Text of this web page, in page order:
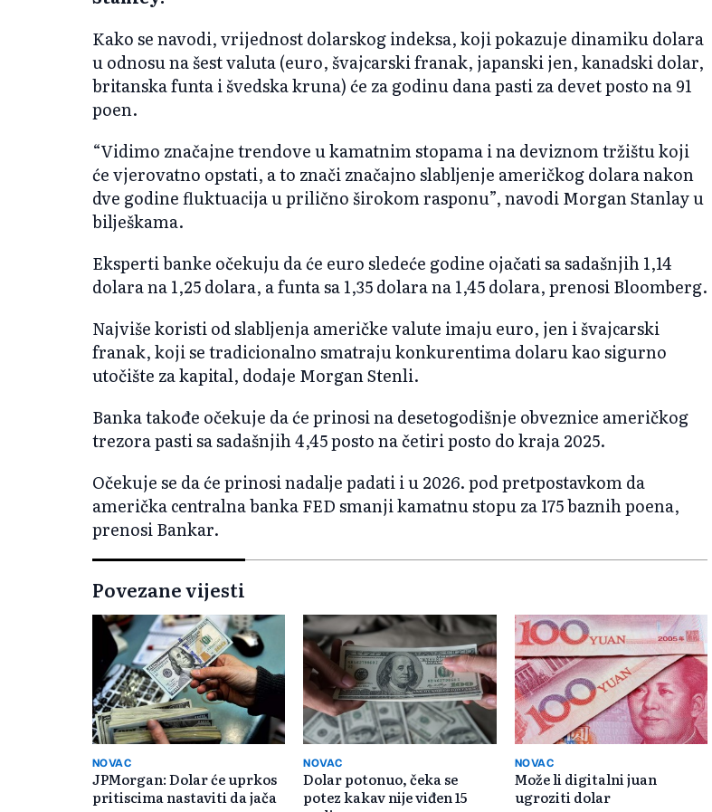
Kako se navodi, vrijednost dolarskog indeksa, koji pokazuje dinamiku dolara
u odnosu na šest valuta (euro, švajcarski franak, japanski jen, kanadski dolar,
britanska funta i švedska kruna) će za godinu dana pasti za devet posto na 91
poen.
“Vidimo značajne trendove u kamatnim stopama i na deviznom tržištu koji
će vjerovatno opstati, a to znači značajno slabljenje američkog dolara nakon
dve godine fluktuacija u prilično širokom rasponu”, navodi Morgan Stanlay u
bilješkama.
Eksperti banke očekuju da će euro sledeće godine ojačati sa sadašnjih 1,14
dolara na 1,25 dolara, a funta sa 1,35 dolara na 1,45 dolara, prenosi Bloomberg.
Najviše koristi od slabljenja američke valute imaju euro, jen i švajcarski
franak, koji se tradicionalno smatraju konkurentima dolaru kao sigurno
utočište za kapital, dodaje Morgan Stenli.
Banka takođe očekuje da će prinosi na desetogodišnje obveznice američkog
trezora pasti sa sadašnjih 4,45 posto na četiri posto do kraja 2025.
Očekuje se da će prinosi nadalje padati i u 2026. pod pretpostavkom da
američka centralna banka FED smanji kamatnu stopu za 175 baznih poena,
prenosi Bankar.
Povezane vijesti
NOVAC
JPMorgan: Dolar će uprkos
pritiscima nastaviti da jača
NOVAC
Dolar potonuo, čeka se
potez kakav nije viđen 15
NOVAC
Može li digitalni juan
ugroziti dolar